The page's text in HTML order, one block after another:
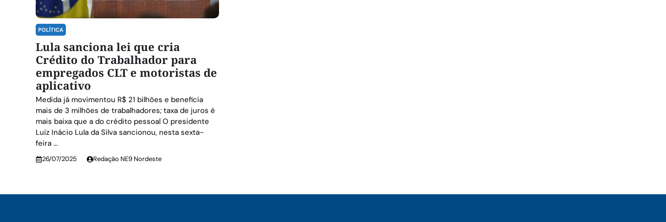
POLÍTICA
Lula sanciona lei que cria
Crédito do Trabalhador para
empregados CLT e motoristas de
aplicativo
Medida já movimentou R$ 21 bilhões e beneficia
mais de 3 milhões de trabalhadores; taxa de juros é
mais baixa que a do crédito pessoal O presidente
Luiz Inácio Lula da Silva sancionou, nesta sexta-
feira ...
26/07/2025 Redação NE9 Nordeste